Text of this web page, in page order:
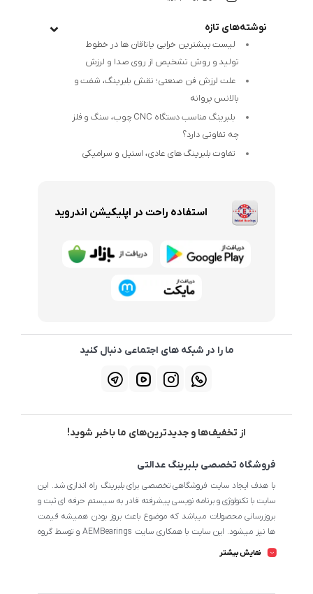
نوشته‌های تازه
لیست بیشترین خرابی‌ یاتاقان ها در خطوط
تولید و روش تشخیص از روی صدا و لرزش
علت لرزش فن صنعتی؛ نقش بلبرینگ، شفت و
بالانس پروانه
بلبرینگ مناسب دستگاه CNC چوب، سنگ و فلز
چه تفاوتی دارد؟
تفاوت بلبرینگ های عادی، استیل و سرامیکی
استفاده راحت در اپلیکیشن اندروید
ما را در شبکه های اجتماعی دنبال کنید
از تخفیف‌ها و جدیدترین‌های ما باخبر شوید!
فروشگاه تخصصی بلبرینگ عدالتی
با هدف ایجاد سایت فروشگاهی تخصصی برای بلبرینگ راه اندازی شد. این
سایت با تکنولوژی و برنامه نویسی پیشرفته قادر به سیستم حرفه ای ثبت و
بروزرسانی محصولات میباشد که موضوع باعث بروز بودن همیشه قیمت
ها نیز میشود. این سایت با همکاری سایت AEMBearings و توسط گروه
نمایش بیشتر